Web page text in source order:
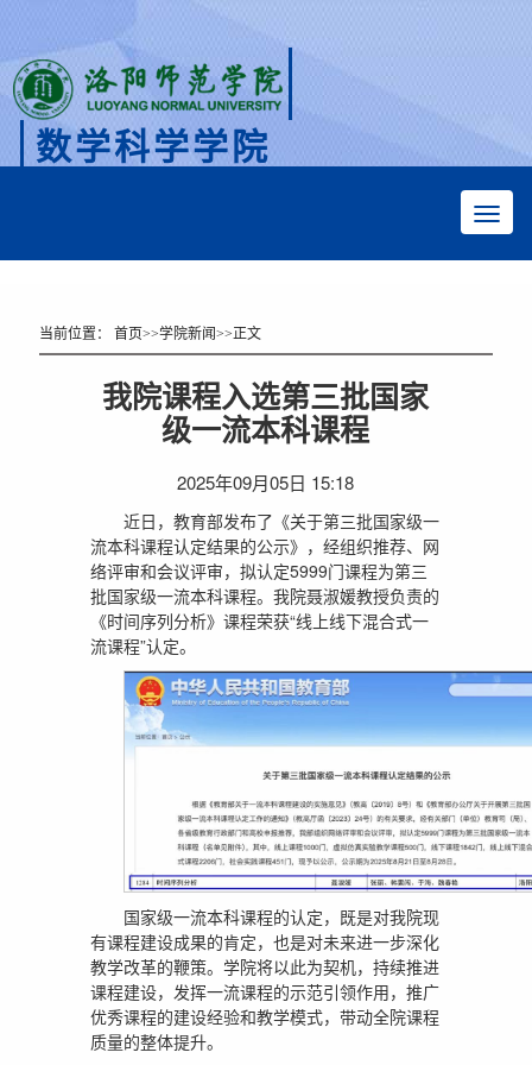
数学科学学院
当前位置：首页>>学院新闻>>正文
我院课程入选第三批国家
级一流本科课程
2025年09月05日 15:18
近日，教育部发布了《关于第三批国家级一
流本科课程认定结果的公示》，经组织推荐、网
络评审和会议评审，拟认定5999门课程为第三
批国家级一流本科课程。我院聂淑媛教授负责的
《时间序列分析》课程荣获“线上线下混合式一
流课程”认定。
国家级一流本科课程的认定，既是对我院现
有课程建设成果的肯定，也是对未来进一步深化
教学改革的鞭策。学院将以此为契机，持续推进
课程建设，发挥一流课程的示范引领作用，推广
优秀课程的建设经验和教学模式，带动全院课程
质量的整体提升。